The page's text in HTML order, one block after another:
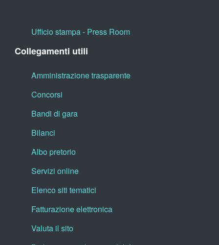
Ufficio stampa - Press Room
Collegamenti utili
Amministrazione trasparente
Concorsi
Bandi di gara
Bilanci
Albo pretorio
Servizi online
Elenco siti tematici
Fatturazione elettronica
Valuta il sito